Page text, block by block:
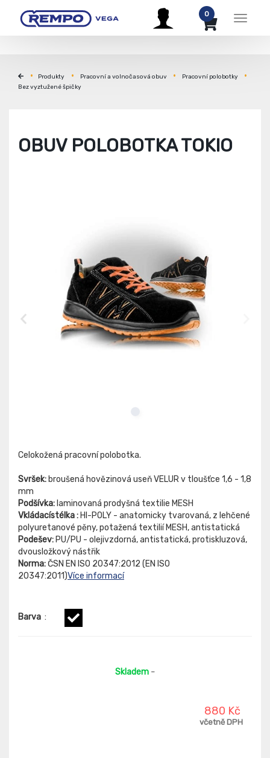
Menu
0
Produkty Pracovní a volnočasová obuv
Pracovní polobotky
Bez vyztužené špičky
OBUV POLOBOTKA TOKIO
Celokožená pracovní polobotka.
Svršek: broušená hovězinová useň VELUR v tloušťce 1,6 - 1,8
mm
Podšívka: laminovaná prodyšná textilie MESH
Vkládacístélka : Hl-POLY - anatomicky tvarovaná, z lehčené
polyuretanové pěny, potažená textilií MESH, antistatická
Podešev: PU/PU - olejivzdorná, antistatická, protiskluzová,
dvousložkový nástřik
Norma:ČSN EN ISO 20347:2012 (EN ISO
20347:2011)Více informací
Barva :
Skladem -
880 Kč
včetně DPH